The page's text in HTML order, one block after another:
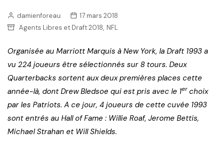
damienforeau
17 mars 2018
Agents Libres et Draft 2018, NFL
Organisée au Marriott Marquis à New York, la Draft 1993 a
vu 224 joueurs être sélectionnés sur 8 tours. Deux
Quarterbacks sortent aux deux premières places cette
année-là, dont Drew Bledsoe qui est pris avec le 1erchoix
par les Patriots. A ce jour, 4 joueurs de cette cuvée 1993
sont entrés au Hall of Fame : Willie Roaf, Jerome Bettis,
Michael Strahan et Will Shields.